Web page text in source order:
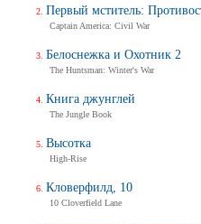
Первый мститель:
Captain America: Civil War
Белоснежка и Охотник 2
The Huntsman: Winter's War
Книга джунглей
The Jungle Book
Высотка
High-Rise
Кловерфилд, 10
10 Cloverfield Lane